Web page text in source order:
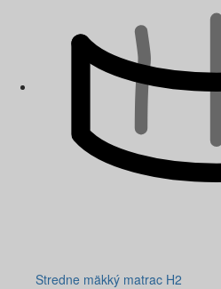
Stredne mäkký matrac H2